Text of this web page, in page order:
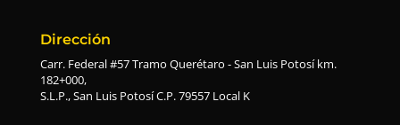
Dirección
Carr. Federal #57 Tramo Querétaro - San Luis Potosí km.
182+000,
S.L.P., San Luis Potosí C.P. 79557 Local K